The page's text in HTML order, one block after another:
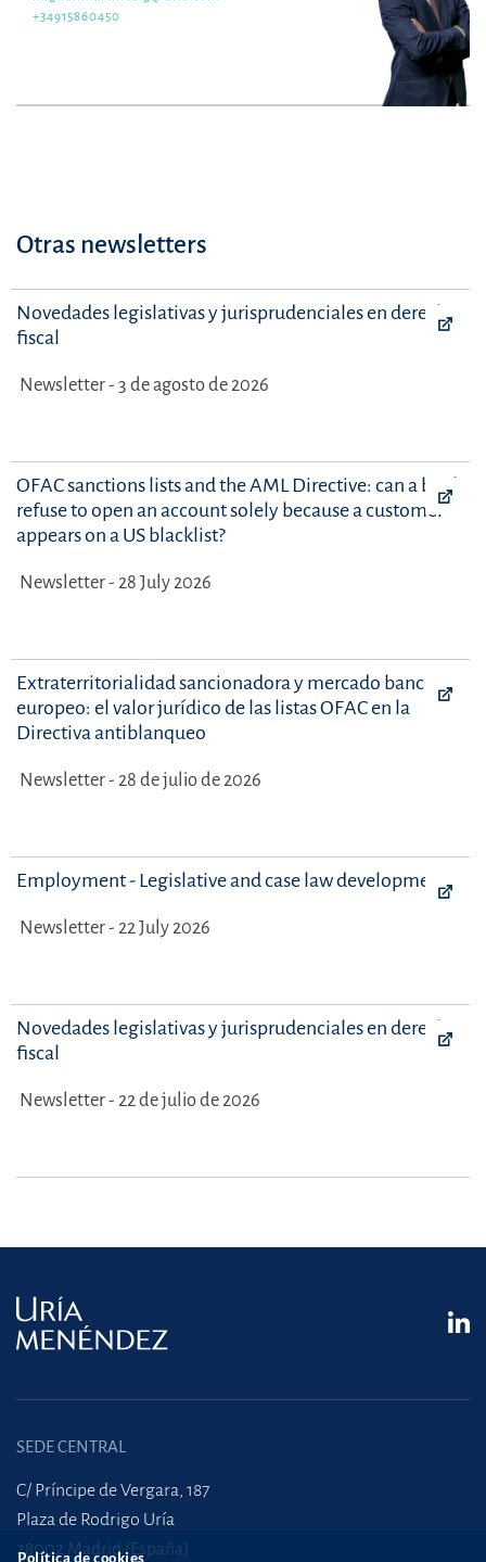
+34915860450
Otras newsletters
Novedades legislativas y jurisprudenciales en derecho
fiscal
Newsletter - 3 de agosto de 2026
OFAC sanctions lists and the AML Directive: can a bank
refuse to open an account solely because a customer
appears on a US blacklist?
Newsletter - 28 July 2026
Extraterritorialidad sancionadora y mercado bancario
europeo: el valor jurídico de las listas OFAC en la
Directiva antiblanqueo
Newsletter - 28 de julio de 2026
Employment - Legislative and case law developments
Newsletter - 22 July 2026
Novedades legislativas y jurisprudenciales en derecho
fiscal
Newsletter - 22 de julio de 2026
SEDE CENTRAL
C/ Príncipe de Vergara, 187
Plaza de Rodrigo Uría
28002 Madrid (España)
Política de cookies